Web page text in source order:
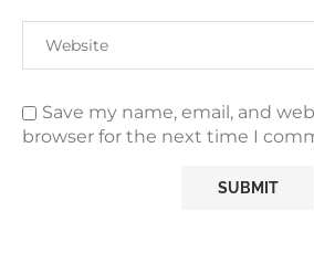
Save my name, email, and
browser for the next time I